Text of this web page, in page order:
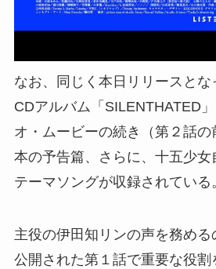
なお、同じく本日リリースとな
CDアルバム「SILENTHATED
オ・ムービーの続き（第２話の
本の予告篇、さらに、十五少
テーマソングが収録されている
主役の伊田知リンの声を務める
公開された第１話で重要な役割